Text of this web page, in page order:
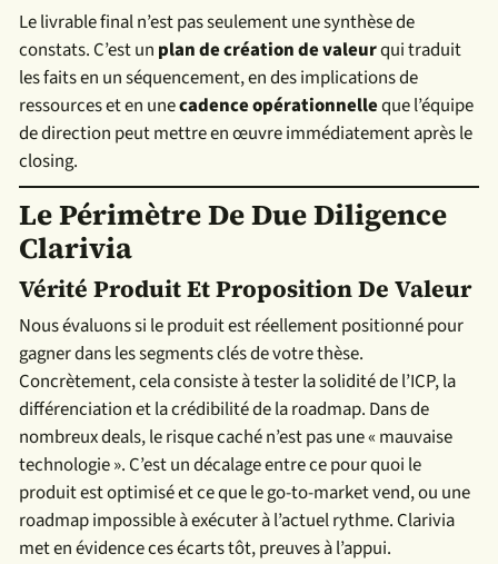
Le livrable final n’est pas seulement une synthèse de
constats.C’est un plan de création de valeurqui traduit
les faits en un séquencement, en des implications de
ressources et en unecadence opérationnelleque l’équipe
de direction peut mettre en œuvre immédiatement après le
closing.
Le Périmètre De Due Diligence
Clarivia
Vérité Produit Et Proposition De Valeur
Nous évaluons si le produit est réellement positionné pour
gagner dans les segments clés de votre thèse.
Concrètement, cela consiste à tester la solidité de l’ICP, la
différenciation et la crédibilité de la roadmap. Dans de
nombreux deals, le risque caché n’est pas une « mauvaise
technologie ». C’est un décalage entre ce pour quoi le
produit est optimisé et ce que le go-to-market vend, ou une
roadmap impossible à exécuter à l’actuel rythme. Clarivia
met en évidence ces écarts tôt, preuves à l’appui.